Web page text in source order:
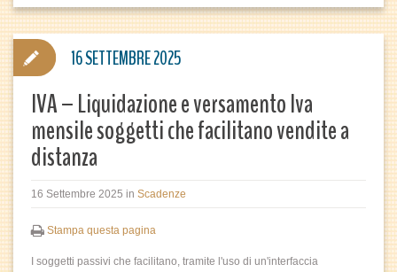
IVA – Liquidazione e versamento Iva
mensile soggetti che facilitano vendite a
distanza
16 Settembre 2025 in Scadenze
Stampa questa pagina
I soggetti passivi che facilitano, tramite l'uso di un'interfaccia
16 SETTEMBRE 2025